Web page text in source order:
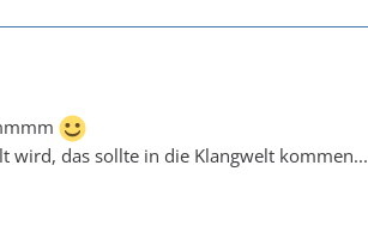
wird, das sollte in die Klangwelt kommen...